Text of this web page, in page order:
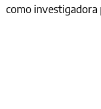
como investigadora